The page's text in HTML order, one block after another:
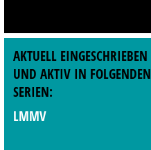
AKTUELL EINGESCHRIEBEN
UND AKTIV IN FOLGENDEN
SERIEN:
LMMV